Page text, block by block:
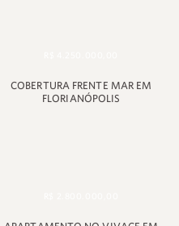
COBERTURA FRENTE MAR EM
FLORIANÓPOLIS